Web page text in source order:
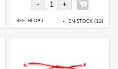
REF: BLO95 EN STOCK ( 12)